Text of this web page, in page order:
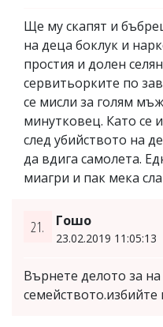
Ще му скапят и
на деца боклук и
простия и долен
сервитьорките по
се мисли за голям
минутковец. Като се
след убийството на
да вдига самолета.
миагри и пак мека
21. Гошо
23.02.2019 11:05:13
Върнете делото за
семейството.избийте